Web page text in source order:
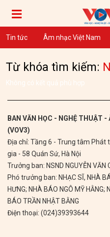
Tin tức Âm nhạc Việt Nam
Từ khóa tìm kiếm:
Không có kết quả phù hợp
BAN VĂN HỌC - NGHỆ THUẬT -
(VOV3)
Địa chỉ: Tầng 6 - Trung tâm Phát
gia - 58 Quán Sứ, Hà Nội
Trưởng ban: NSND NGUYỄN VĂN
Phó trưởng ban: NHẠC SĨ, NHÀ
HƯNG; NHÀ BÁO NGÔ MỸ HẰNG;
BÁO TRẦN NHẬT BẰNG
Điện thoại: (024)39393644